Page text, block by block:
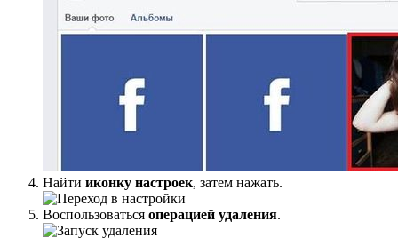
Найти иконку настроек, затем нажать.
Воспользоваться операцией удаления.